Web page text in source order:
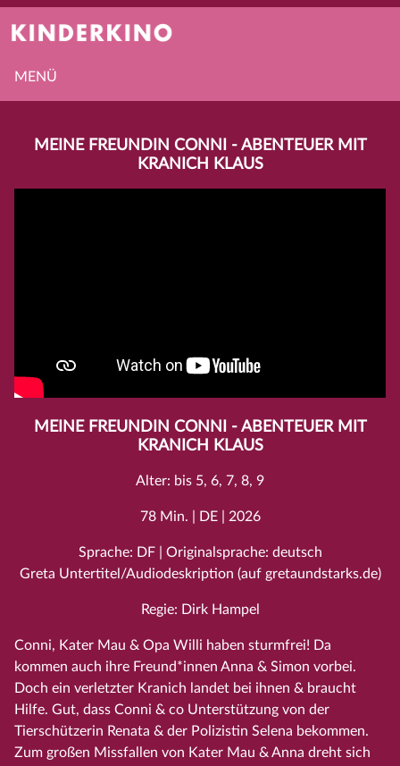
MENÜ
MEINE FREUNDIN CONNI - ABENTEUER MIT
KRANICH KLAUS
MEINE FREUNDIN CONNI - ABENTEUER MIT
KRANICH KLAUS
Alter: bis 5, 6, 7, 8, 9
78 Min. | DE | 2026
Sprache: DF | Originalsprache: deutsch
Greta Untertitel/Audiodeskription (auf gretaundstarks.de)
Regie: Dirk Hampel
Conni, Kater Mau & Opa Willi haben sturmfrei! Da
kommen auch ihre Freund*innen Anna & Simon vorbei.
Doch ein verletzter Kranich landet bei ihnen & braucht
Hilfe. Gut, dass Conni & co Unterstützung von der
Tierschützerin Renata & der Polizistin Selena bekommen.
Zum großen Missfallen von Kater Mau & Anna dreht sich